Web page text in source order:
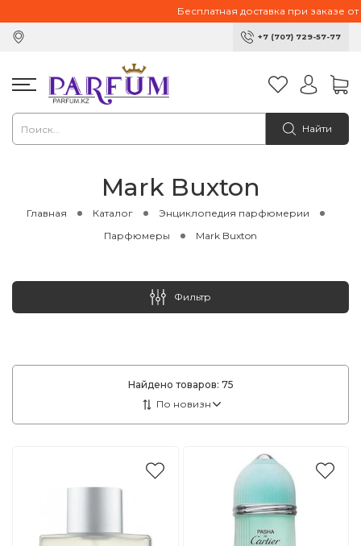
Бесплатная доставка при заказе от 10
+7 (707) 729-57-77
Найти
Mark Buxton
Главная Каталог
Энциклопедия парфюмерии
Парфюмеры
Mark Buxton
Найдено товаров: 75
Фильтр